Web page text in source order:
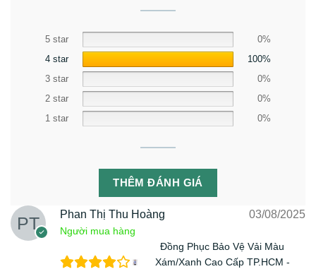
5 star
0%
4 star
100%
3 star
0%
2 star
0%
1 star
0%
THÊM ĐÁNH GIÁ
Phan Thị Thu Hoàng
Người mua hàng
03/08/2025
Đồng Phục Bảo Vệ Vải Màu
Xám/Xanh Cao Cấp TP.HCM -